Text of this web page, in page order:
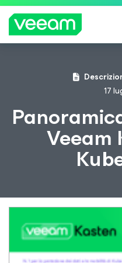
Linee guida di
dall'aggiornamento
SAPE
RNE
17
Veeam